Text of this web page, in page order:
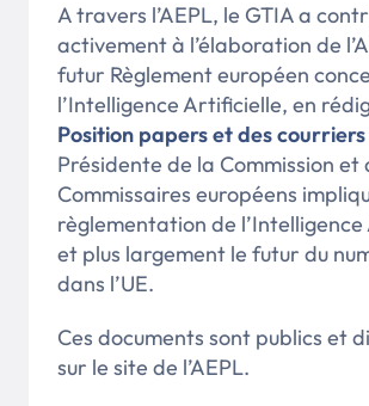
A travers l’AEPL, le GTIA a
activement à l’élaboration de
futur Règlement européen
l’Intelligence Artificielle, en
Position papers et des courriers
Présidente de la Commission et
Commissaires européens
règlementation de
et plus largement le futur du
dans l’UE.
Ces documents sont publics et
sur le site de l’AEPL.